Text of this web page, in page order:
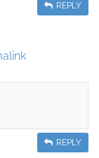
REPLY
REPLY